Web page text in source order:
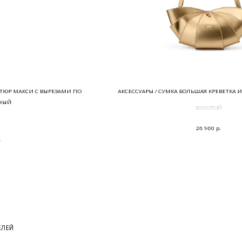
МАКСИ С ВЫРЕЗАМИ ПО
АКСЕССУАРЫ / СУМКА БОЛЬШАЯ КРЕВЕТКА
ЗОЛОТОЙ
26 900 р.